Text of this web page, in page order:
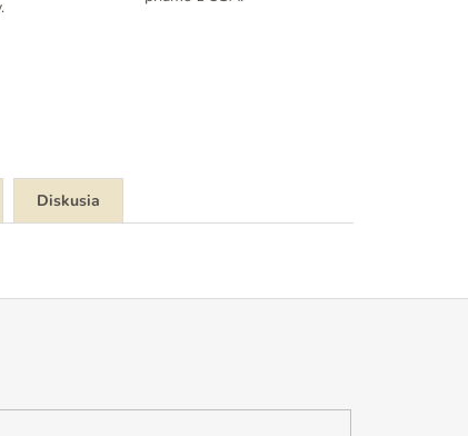
Diskusia